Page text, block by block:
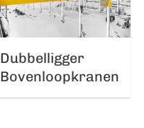
Dubbelligger
Bovenloopkranen